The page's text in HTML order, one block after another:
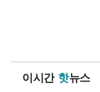
이시간 핫뉴스